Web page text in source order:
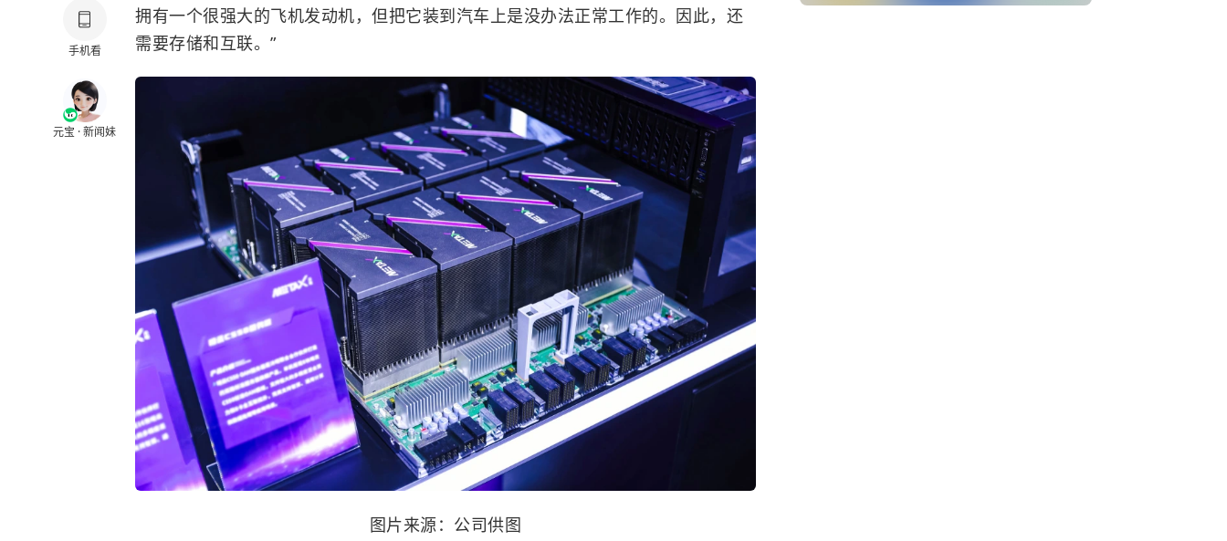
手机看
元宝 · 新闻妹
拥有一个很强大的飞机发动机，但把它装到汽车上是没办法正常工作的。因此，还
需要存储和互联。”
图片来源：公司供图